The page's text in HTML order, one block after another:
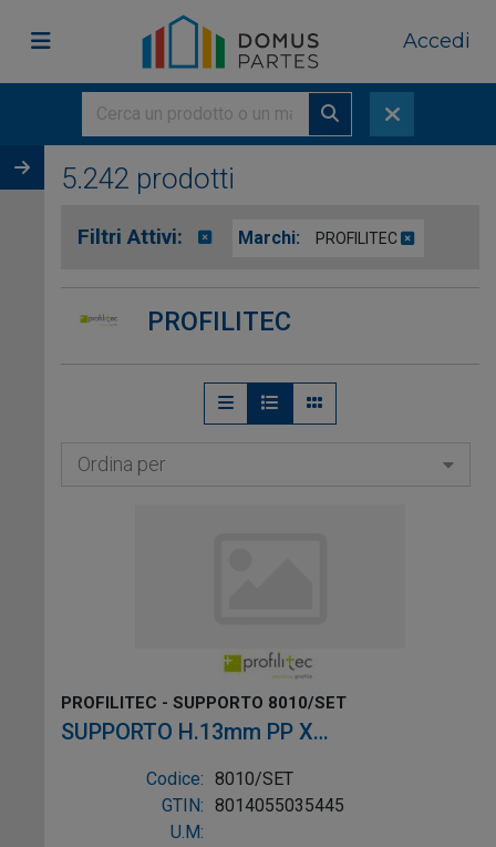
Accedi
5.242 prodotti
Filtri Attivi: Marchi: PROFILITEC
PROFILITEC
Ordina per
PROFILITEC - SUPPORTO 8010/SET
SUPPORTO H.13mm PP X
LASTRE/GALLEGG.
Codice: 8010/SET
GTIN: 8014055035445
U.M: